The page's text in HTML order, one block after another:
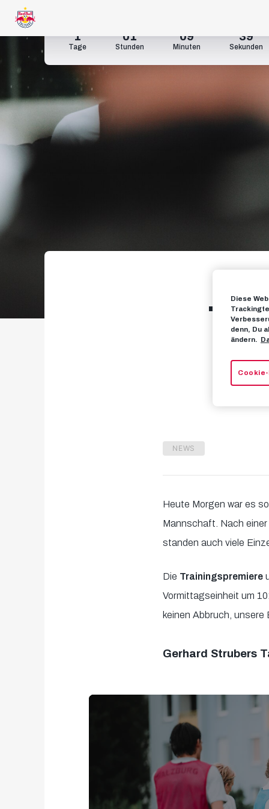
1
Tage
01
Stunden
09
Minuten
37
Sekunden
NEWS
Heute Morgen war es
Mannschaft. Nach einer
standen auch viele
Die Trainingspremiere
Vormittagseinheit um
keinen Abbruch,
Gerhard Strubers
Diese
denn, Du
ändern.